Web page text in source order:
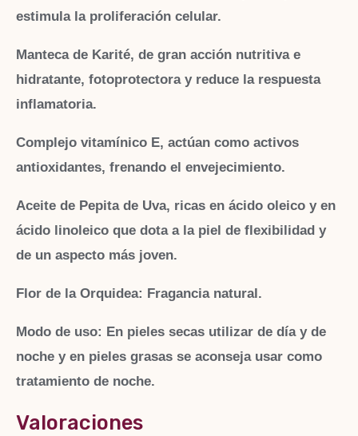
estimula la proliferación celular.
Manteca de Karité, de gran acción nutritiva e
hidratante, fotoprotectora y reduce la respuesta
inflamatoria.
Complejo vitamínico E, actúan como activos
antioxidantes, frenando el envejecimiento.
Aceite de Pepita de Uva, ricas en ácido oleico y en
ácido linoleico que dota a la piel de flexibilidad y
de un aspecto más joven.
Flor de la Orquidea: Fragancia natural.
Modo de uso: En pieles secas utilizar de día y de
noche y en pieles grasas se aconseja usar como
tratamiento de noche.
Valoraciones